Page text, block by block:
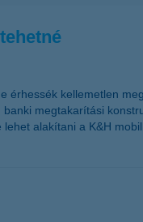
érhessék kellemetlen
megtakarítási
alakítani a K&H